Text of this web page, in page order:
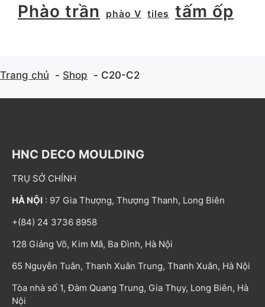
Phào trần phào V tiles tấm ốp
Trang chủ Shop C20-C2
HNC DECO MOULDING
TRỤ SỞ CHÍNH
HÀ NỘI : 97 Gia Thượng, Thượng Thanh, Long Biên
+(84) 24 3736 8958
128 Giảng Võ, Kim Mã, Ba Đình, Hà Nội
65 Nguyễn Tuân, Thanh Xuân Trung, Thanh Xuân, Hà Nội
Tòa nhà số 1, Đàm Quang Trung, Gia Thụy, Long Biên, Hà
Nội